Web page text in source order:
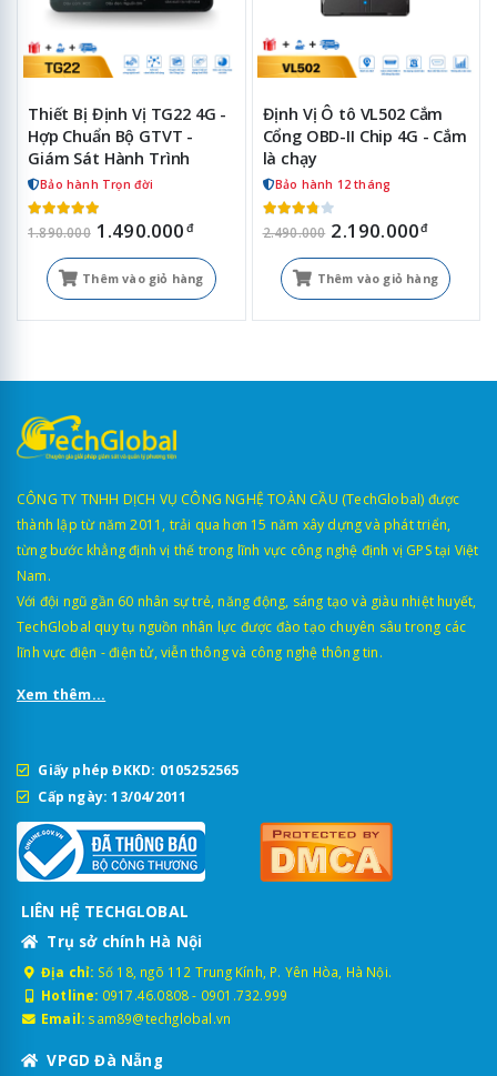
Thiết Bị Định Vị TG22 4G -
Hợp Chuẩn Bộ GTVT -
Giám Sát Hành Trình
Bảo hành Trọn đời
1.890.000 1.490.000 đ
Thêm vào giỏ hàng
Định Vị Ô tô VL502 Cắm
Cổng OBD-II Chip 4G - Cắm
là chạy
Bảo hành 12 tháng
2.490.000 2.190.000đ
Thêm vào giỏ hàng
CÔNG TY TNHH DỊCH VỤ CÔNG NGHỆ TOÀN CẦU (TechGlobal) được
thành lập từ năm 2011, trải qua hơn 15 năm xây dựng và phát triển,
từng bước khẳng định vị thế trong lĩnh vực công nghệ định vị GPS tại Việt
Nam.
Với đội ngũ gần 60 nhân sự trẻ, năng động, sáng tạo và giàu nhiệt huyết,
TechGlobal quy tụ nguồn nhân lực được đào tạo chuyên sâu trong các
lĩnh vực điện - điện tử, viễn thông và công nghệ thông tin.
Xem thêm...
Giấy phép ĐKKD: 0105252565
Cấp ngày: 13/04/2011
LIÊN HỆ TECHGLOBAL
Trụ sở chính Hà Nội
Địa chỉ: Số 18, ngõ 112 Trung Kính, P. Yên Hòa, Hà Nội.
Hotline: 0917.46.0808- 0901.732.999
Email: sam89@techglobal.vn
VPGD Đà Nẵng